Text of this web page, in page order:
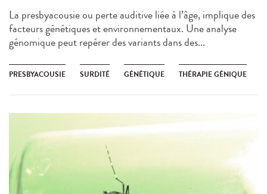
La presbyacousie ou perte auditive liée à l’âge, implique des
facteurs génétiques et environnementaux. Une analyse
génomique peut repérer des variants dans des...
PRESBYACOUSIE SURDITÉ GÉNÉTIQUE THÉRAPIE GÉNIQUE